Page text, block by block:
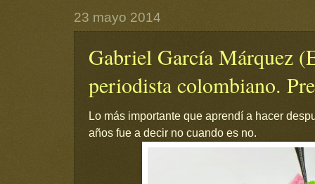
23 mayo 2014
Gabriel García Márquez
periodista colombiano.
Lo más importante que aprendí a hacer
años fue a decir no cuando es no.